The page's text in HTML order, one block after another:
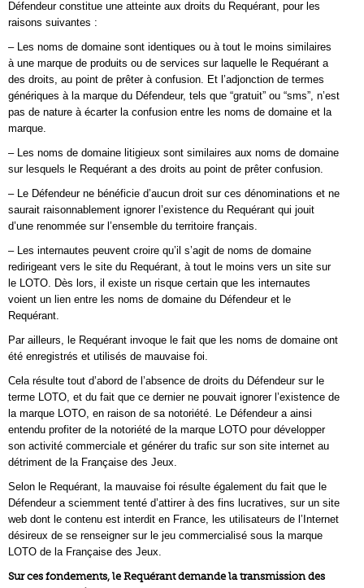
Défendeur constitue une atteinte aux droits du Requérant, pour les
raisons suivantes :
– Les noms de domaine sont identiques ou à tout le moins similaires
à une marque de produits ou de services sur laquelle le Requérant a
des droits, au point de prêter à confusion. Et l’adjonction de termes
génériques à la marque du Défendeur, tels que “gratuit” ou “sms”, n’est
pas de nature à écarter la confusion entre les noms de domaine et la
marque.
– Les noms de domaine litigieux sont similaires aux noms de domaine
sur lesquels le Requérant a des droits au point de prêter confusion.
– Le Défendeur ne bénéficie d’aucun droit sur ces dénominations et ne
saurait raisonnablement ignorer l’existence du Requérant qui jouit
d’une renommée sur l’ensemble du territoire français.
– Les internautes peuvent croire qu’il s’agit de noms de domaine
redirigeant vers le site du Requérant, à tout le moins vers un site sur
le LOTO. Dès lors, il existe un risque certain que les internautes
voient un lien entre les noms de domaine du Défendeur et le
Requérant.
Par ailleurs, le Requérant invoque le fait que les noms de domaine ont
été enregistrés et utilisés de mauvaise foi.
Cela résulte tout d’abord de l’absence de droits du Défendeur sur le
terme LOTO, et du fait que ce dernier ne pouvait ignorer l’existence de
la marque LOTO, en raison de sa notoriété. Le Défendeur a ainsi
entendu profiter de la notoriété de la marque LOTO pour développer
son activité commerciale et générer du trafic sur son site internet au
détriment de la Française des Jeux.
Selon le Requérant, la mauvaise foi résulte également du fait que le
Défendeur a sciemment tenté d’attirer à des fins lucratives, sur un site
web dont le contenu est interdit en France, les utilisateurs de l’Internet
désireux de se renseigner sur le jeu commercialisé sous la marque
LOTO de la Française des Jeux.
Sur ces fondements, le Requérant demande la transmission des